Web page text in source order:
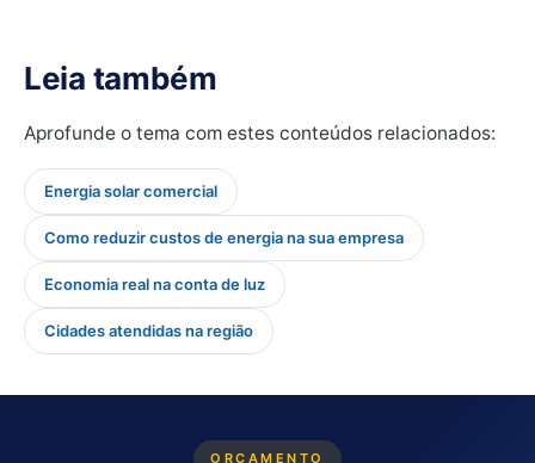
Leia também
Aprofunde o tema com estes conteúdos relacionados:
Energia solar comercial
Como reduzir custos de energia na sua empresa
Economia real na conta de luz
Cidades atendidas na região
ORÇAMENTO